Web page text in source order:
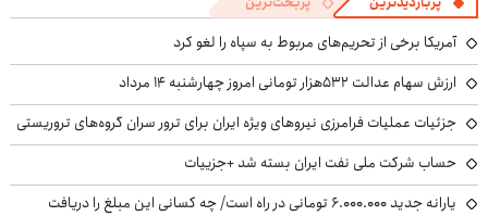
آمریکا برخی از تحریم‌های مربوط به سپاه را لغو کرد
ارزش سهام عدالت ۵۳۲هزار تومانی امروز چهارشنبه ۱۴ مرداد
جزئیات عملیات فرامرزی نیروهای ویژه ایران برای ترور سران گروه‌های تروریستی
حساب‌ شرکت ملی نفت ایران بسته شد +جزییات
یارانه جدید ۶.۰۰۰.۰۰۰ تومانی در راه است/ چه کسانی این مبلغ را دریافت